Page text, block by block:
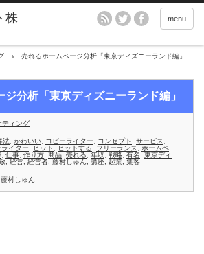
menu
売れるホームページ分析「東京ディズニーランド編」
分析「東京ディズニーランド編」
ティング
法 かわいい コピーライター コンセプト サービス
イター ヒット ヒットする フリーランス
ホームペ
仕事 作り方 商品 売れる 年収 戦略 有名
東京ディ
経営 経営者 藤村しゅん 講座 起業 集客
藤村しゅん